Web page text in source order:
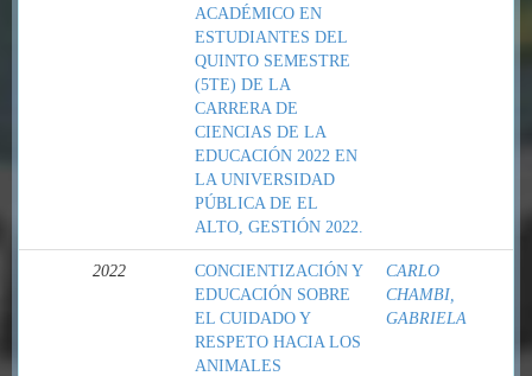
ACADÉMICO EN
ESTUDIANTES DEL
QUINTO SEMESTRE
(5TE) DE LA
CARRERA DE
CIENCIAS DE LA
EDUCACIÓN 2022 EN
LA UNIVERSIDAD
PÚBLICA DE EL
ALTO, GESTIÓN 2022.
2022
CONCIENTIZACIÓN Y
EDUCACIÓN SOBRE
EL CUIDADO Y
RESPETO HACIA LOS
ANIMALES
CARLO
CHAMBI,
GABRIELA